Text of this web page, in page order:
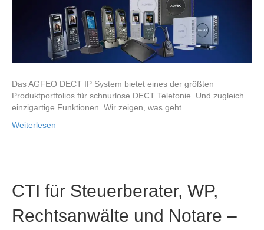
Das AGFEO DECT IP System bietet eines der größten
Produktportfolios für schnurlose DECT Telefonie. Und zugleich
einzigartige Funktionen. Wir zeigen, was geht.
Weiterlesen
CTI für Steuerberater, WP,
Rechtsanwälte und Notare –